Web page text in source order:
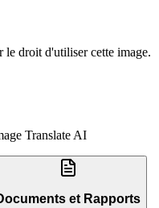
le droit d'utiliser cette image.
Translate AI
et Rapports